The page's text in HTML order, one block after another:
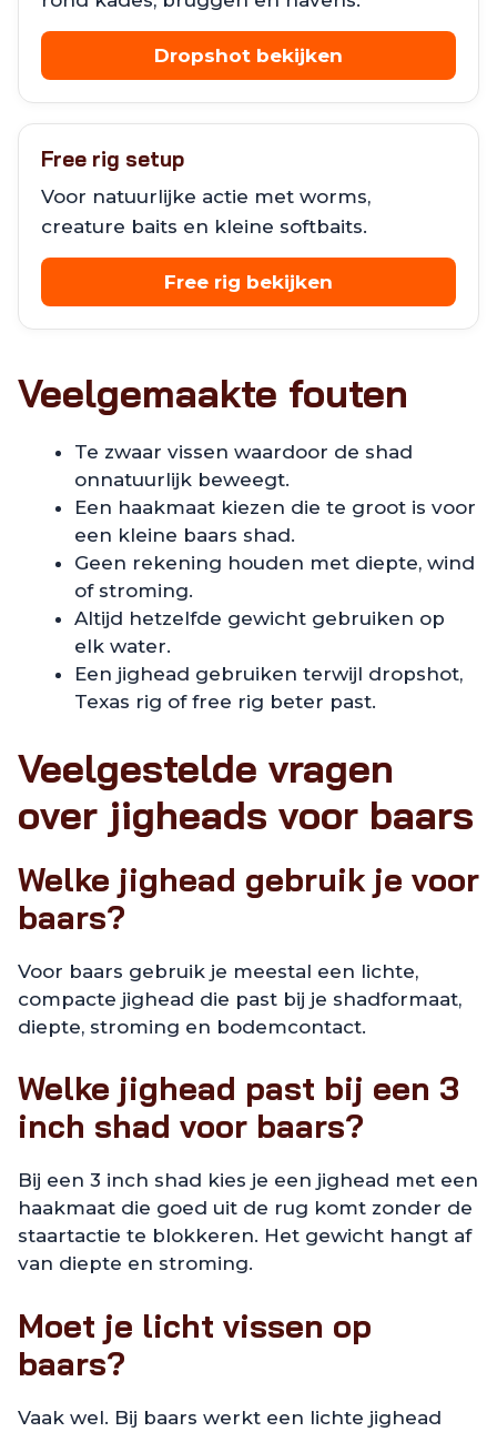
Dropshot bekijken
Free rig setup
Voor natuurlijke actie met worms,
creature baits en kleine softbaits.
Free rig bekijken
Veelgemaakte fouten
Te zwaar vissen waardoor de shad
onnatuurlijk beweegt.
Een haakmaat kiezen die te groot is voor
een kleine baars shad.
Geen rekening houden met diepte, wind
of stroming.
Altijd hetzelfde gewicht gebruiken op
elk water.
Een jighead gebruiken terwijl dropshot,
Texas rig of free rig beter past.
Veelgestelde vragen
over jigheads voor baars
Welke jighead gebruik je voor
baars?
Voor baars gebruik je meestal een lichte,
compacte jighead die past bij je shadformaat,
diepte, stroming en bodemcontact.
Welke jighead past bij een 3
inch shad voor baars?
Bij een 3 inch shad kies je een jighead met een
haakmaat die goed uit de rug komt zonder de
staartactie te blokkeren. Het gewicht hangt af
van diepte en stroming.
Moet je licht vissen op
baars?
Vaak wel. Bij baars werkt een lichte jighead